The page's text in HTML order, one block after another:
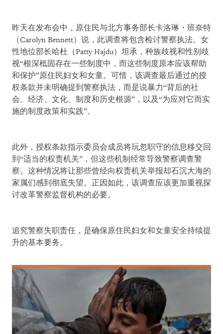
昨天在发布会中，原住民与北方事务部长卡洛琳・班奈特
（Carolyn Bennett）说，此调查将包含检讨警察执法。女
性地位部长哈杜（Patty Hajdu）坦承，种族歧视和性别歧
视“根深柢固存在一些制度中，而这些制度原本应该帮助
和保护”原住民妇女和女童。可惜，该调查最后通过的授
权条款并未明确提到警察执法，而是说暴力“背后的社
会、经济、文化、制度和历史根源”，以及“为应对它而实
施的制度政策和实践”。
此外，授权条款指示委员会成员将玩忽职守的信息移交回
到“适当的权责机关”，但这些机制经常导致警察调查警
察。这种情况将让那些曾经向权责机关举报却石沉大海的
家属们感到彻底失望。正因如此，该调查应该更加重视探
讨改革警察监督机构的必要。
追究警察失职责任，是确保原住民妇女和女童安全持续提
升的基本要务。